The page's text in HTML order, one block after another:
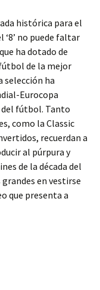
histórica para el
no puede faltar
ha dotado de
de la mejor
selección ha
Eurocopa
fútbol. Tanto
como la Classic
recuerdan a
al púrpura y
de la década del
en vestirse
que presenta a